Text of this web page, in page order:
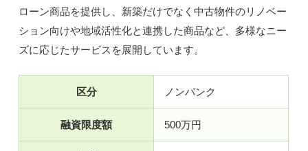
ローン商品を提供し、新築だけでなく中古物件のリノベー
ション向けや地域活性化と連携した商品など、多様なニー
ズに応じたサービスを展開しています。
区分 ノンバンク
融資限度額 500万円